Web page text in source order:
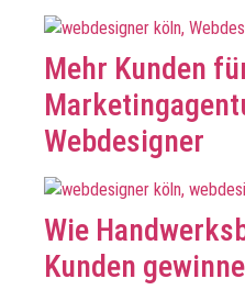
Mehr Kunden
Webdesigner
Wie
Kunden